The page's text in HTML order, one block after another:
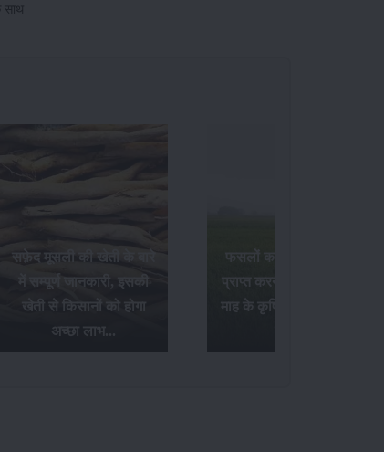
साथ
फसलों का अधिक उत्पादन
प्राप्त करने के लिए अक्टूबर
माह के कृषि संबंधी आवश्यक
कार्य...
Paddy Insects - धान की
फसल में लगने वाले पौध
फुदके और तना छेदक किट के
नियंत्रण उपाय...